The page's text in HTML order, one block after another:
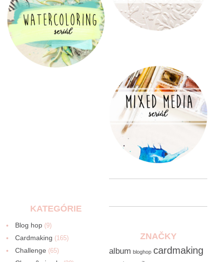
KATEGÓRIE
Blog hop (9)
Cardmaking (165)
Challenge (65)
ZNAČKY
album bloghop cardmaking